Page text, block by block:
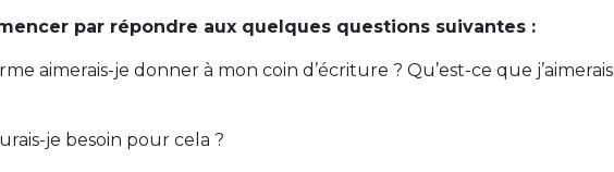
par répondre aux quelques questions suivantes :
aimerais-je donner à mon coin d’écriture ? Qu’est-ce que j’aimerais
je besoin pour cela ?